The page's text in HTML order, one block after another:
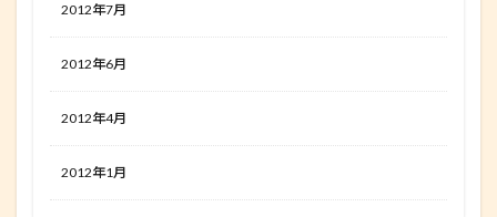
2012年7月
2012年6月
2012年4月
2012年1月